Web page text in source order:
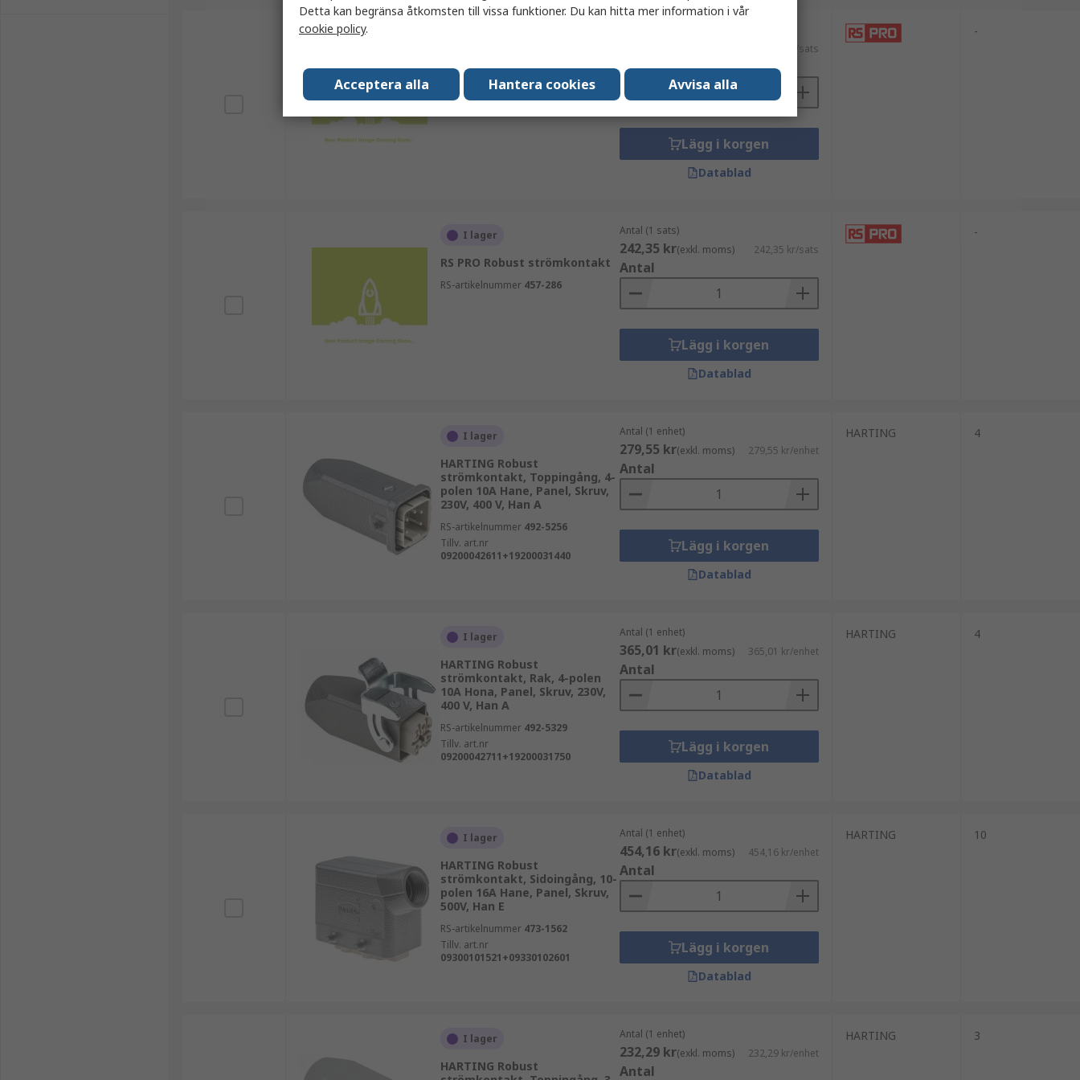
RS-artikelnummer 457-288
239,55 kr/sats
Antal
Lägg i korgen
Datablad
-
I lager
RS PRO Robust strömkontakt
RS-artikelnummer 457-286
Antal (1 sats)
242,35 kr(exkl. moms) 242,35 kr/sats
Antal
Lägg i korgen
Datablad
-
I lager
HARTING Robust
strömkontakt, Toppingång, 4-
polen 10A Hane, Panel, Skruv,
230V, 400 V, Han A
RS-artikelnummer 492-5256
Tillv. art.nr
09200042611+19200031440
Antal (1 enhet)
279,55 kr(exkl. moms) 279,55 kr/enhet
Antal
Lägg i korgen
Datablad
HARTING 4
I lager
HARTING Robust
strömkontakt, Rak, 4-polen
10A Hona, Panel, Skruv, 230V,
400 V, Han A
RS-artikelnummer 492-5329
Tillv. art.nr
09200042711+19200031750
Antal (1 enhet)
365,01 kr(exkl. moms) 365,01 kr/enhet
Antal
Lägg i korgen
Datablad
HARTING 4
I lager
HARTING Robust
strömkontakt, Sidoingång, 10-
polen 16A Hane, Panel, Skruv,
500V, Han E
RS-artikelnummer 473-1562
Tillv. art.nr
09300101521+09330102601
Antal (1 enhet)
454,16 kr(exkl. moms) 454,16 kr/enhet
Antal
Lägg i korgen
Datablad
HARTING 10
I lager
HARTING Robust
Antal (1 enhet)
232,29 kr(exkl. moms) 232,29 kr/enhet
Antal
HARTING 3
Detta kan begränsa åtkomsten till vissa funktioner. Du kan hitta mer information i vår
cookie policy.
Acceptera alla Hantera cookies Avvisa alla